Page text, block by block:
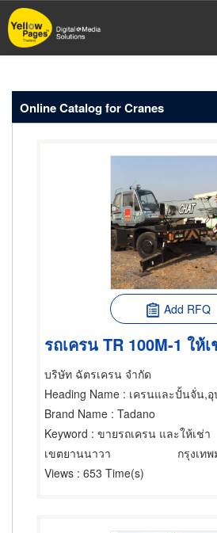
Skip
to
main
Online Catalog for Cranes
Add RFQ
บริษัท ฉัตรเครน จำกัด
Heading Name : เครนและปั้นจั่น,อุปกรณ์และเครื่องใช้สำหรับผู้
Brand Name : Tadano
Keyword : ขายรถเครน และให้เช่า
เขตยานนาวา
กรุงเท
Views : 653 Time(s)